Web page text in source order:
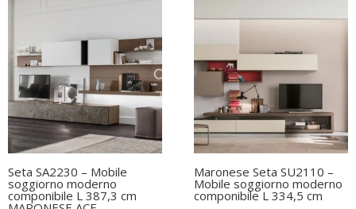
Seta SA2230 – Mobile
soggiorno moderno
componibile L 387,3 cm
Maronese Seta SU2110 –
Mobile soggiorno moderno
componibile L 334,5 cm